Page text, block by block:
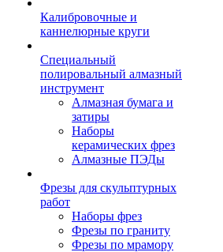
Калибровочные и
каннелюрные круги
Специальный
полировальный алмазный
инструмент
Алмазная бумага и
затиры
Наборы
керамических фрез
Алмазные ПЭДы
Фрезы для скульптурных
работ
Наборы фрез
Фрезы по граниту
Фрезы по мрамору